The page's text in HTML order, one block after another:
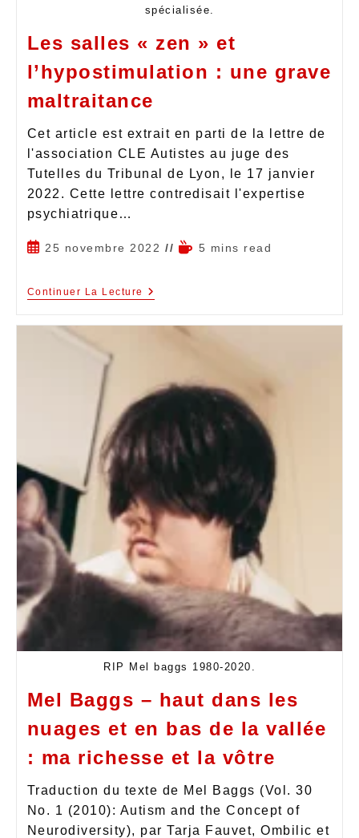
spécialisée.
Les salles « zen » et
l’hypostimulation : une grave
maltraitance
Cet article est extrait en parti de la lettre de
l'association CLE Autistes au juge des
Tutelles du Tribunal de Lyon, le 17 janvier
2022. Cette lettre contredisait l'expertise
psychiatrique…
25 novembre 2022 5 mins read
Continuer La Lecture
RIP Mel baggs 1980-2020.
Mel Baggs – haut dans les
nuages et en bas de la vallée
: ma richesse et la vôtre
Traduction du texte de Mel Baggs (Vol. 30
No. 1 (2010): Autism and the Concept of
Neurodiversity), par Tarja Fauvet, Ombilic et